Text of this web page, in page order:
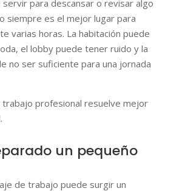
servir para descansar o revisar algo
siempre es el mejor lugar para
varias horas. La habitación puede
el lobby puede tener ruido y la
no ser suficiente para una jornada
trabajo profesional resuelve mejor
un pequeño
de trabajo puede surgir un